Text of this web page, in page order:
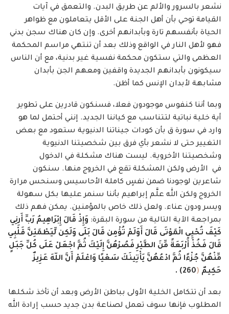
نشعر بالسرور والألم عن طريق البدن. والتعمق في آيات
القيامة توحي بأن أهل الجنة على الأقل يتعاملون مع ظواهر
الحياة بأنفسهم تارة وبأبدانهم أخرى. وإن كان هناك سجن بدني
فهو لأهل النار في الواقع وذلك بعد أن تنتهي مراسم المحكمة
العظمى والتي ستكون محكمة نفسية غير بدنية، مع أن الناس
سيكونون بأبدانهم الجديدة واقفين ومعهم الجن بأبدان
مشابهة لأبدان الإنس كما أظن.
وبما أننا كنفوس موجودون فعلا، فسنكون قادرين على تطوير
أية خلية نباتية لتتناسب مع كياننا الجديد. إنني أحتمل لما هو
وارد في سورة ق بأن كودات جيناتنا الدنيوية ستعود مع بعض
التغيير حتى لا نشعر بأي فرق بين شخصيتنا الدنيوية
وشخصيتنا الأخروية. ليست هناك مشكلة في الدخول
في الأرض ولكن المشكلة تقع في الخروج منها. سنكون
شاعرين لوجودنا ضمن نفسٍ كاملة الأحاسيس وسنحس مرارة
الخروج ولكن الله علَّم إبراهيم بأننا سنمر عليها بكل سهولة
ويسر ودون عناء. ولعل ذلك خاص بالمؤمنين. يمكن فهم ذلك
بمراجعة الآية التالية من سورة البقرة: وَإِذْ قَالَ إِبْرَاهِيمُ رَبِّ أَرِنِي
كَيْفَ تُحْيِي الْمَوْتَى قَالَ أَوَلَمْ تُؤْمِن قَالَ بَلَى وَلَكِن لِّيَطْمَئِنَّ قَلْبِي
قَالَ فَخُذْ أَرْبَعَةً مِّنَ الطَّيْرِ فَصُرْهُنَّ إِلَيْكَ ثُمَّ اجْعَلْ عَلَى كُلِّ جَبَلٍ
مِّنْهُنَّ جُزْءًا ثُمَّ ادْعُهُنَّ يَأْتِينَكَ سَعْيًا وَاعْلَمْ أَنَّ اللّهَ عَزِيزٌ
حَكِيمٌ (
260
)
.
بعد أن تتكامل الخلية الأولى بباطن الأرض وبعد أن تأخذ شكلها
المطلوب فإنها سوف تعمل لصناعة بدن جديد حسب إرادة الله